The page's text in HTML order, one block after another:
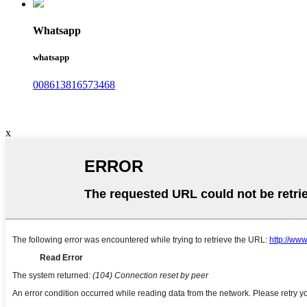
Whatsapp
whatsapp
008613816573468
x